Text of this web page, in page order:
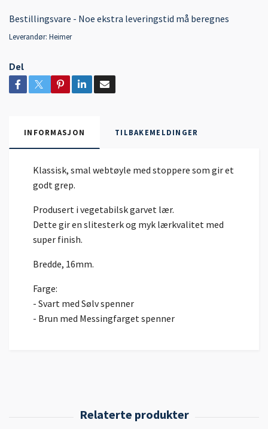
Bestillingsvare - Noe ekstra leveringstid må beregnes
Leverandør: Heimer
Del
INFORMASJON TILBAKEMELDINGER
Klassisk, smal webtøyle med stoppere som gir et
godt grep.
Produsert i vegetabilsk garvet lær.
Dette gir en slitesterk og myk lærkvalitet med
super finish.
Bredde, 16mm.
Farge:
- Svart med Sølv spenner
- Brun med Messingfarget spenner